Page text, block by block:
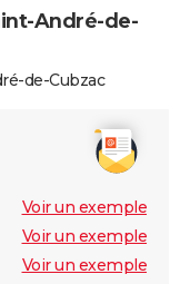
André-de-
de-Cubzac
Voir un exemple
Voir un exemple
Voir un exemple